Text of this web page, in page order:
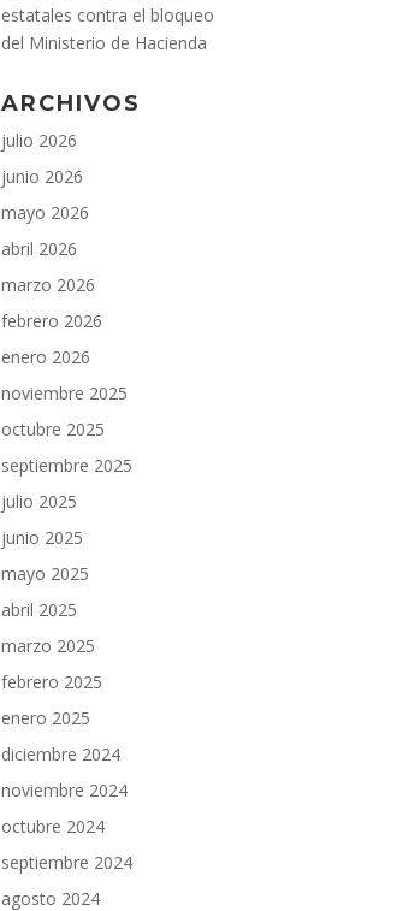
estatales contra el bloqueo
del Ministerio de Hacienda
ARCHIVOS
julio 2026
junio 2026
mayo 2026
abril 2026
marzo 2026
febrero 2026
enero 2026
noviembre 2025
octubre 2025
septiembre 2025
julio 2025
junio 2025
mayo 2025
abril 2025
marzo 2025
febrero 2025
enero 2025
diciembre 2024
noviembre 2024
octubre 2024
septiembre 2024
agosto 2024